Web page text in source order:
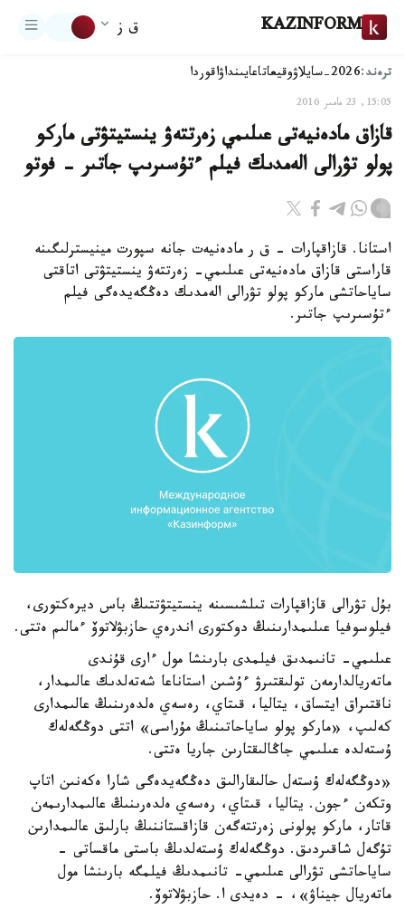
KAZINFORM ق ز
ترەند:2026-سايلاۋ وقيعاتاعايىنداۋاقوردا
15:05, 23 مامىر 2016
قازاق مادەنيەتى عىلىمي زەرتتەۋ ينستيتۋتى ماركو
پولو تۋرالى الەمدىك فيلم ءتۇسىرىپ جاتىر - فوتو
استانا. قازاقپارات - ق ر مادەنيەت جانە سپورت مينيسترلىگىنە
قاراستى قازاق مادەنيەتى عىلىمي- زەرتتەۋ ينستيتۋتى اتاقتى
ساياحاتشى ماركو پولو تۋرالى الەمدىك دەڭگەيدەگى فيلم
ءتۇسىرىپ جاتىر.
بۇل تۋرالى قازاقپارات تىلشىسىنە ينستيتۋتتىڭ باس ديرەكتورى،
فيلوسوفيا عىلىمدارىنىڭ دوكتورى اندرەي حازبۋلاتوۆ ءمالىم ەتتى.
عىلىمي- تانىمدىق فيلمدى بارىنشا مول ءارى قۇندى
ماتەريالدارمەن تولىقتىرۋ ءۇشىن استاناعا شەتەلدىك عالىمدار،
ناقتىراق ايتساق، يتاليا، قىتاي، رەسەي ەلدەرىنىڭ عالىمدارى
كەلىپ، «ماركو پولو ساياحاتىنىڭ مۇراسى» اتتى دوڭگەلەك
ۇستەلدە عىلىمي جاڭالىقتارىن جاريا ەتتى.
«دوڭگەلەك ۇستەل حالىقارالىق دەڭگەيدەگى شارا ەكەنىن اتاپ
وتكەن ءجون. يتاليا، قىتاي، رەسەي ەلدەرىنىڭ عالىمدارىمەن
قاتار، ماركو پولونى زەرتتەگەن قازاقستاننىڭ بارلىق عالىمدارىن
تۇگەل شاقىردىق. دوڭگەلەك ۇستەلدىڭ باستى ماقساتى -
ساياحاتشى تۋرالى عىلىمي- تانىمدىڭ فيلمگە بارىنشا مول
ماتەريال جيناۋ»، - دەيدى ا. حازبۋلاتوۆ.